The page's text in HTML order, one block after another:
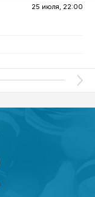
25 июля, 22:00